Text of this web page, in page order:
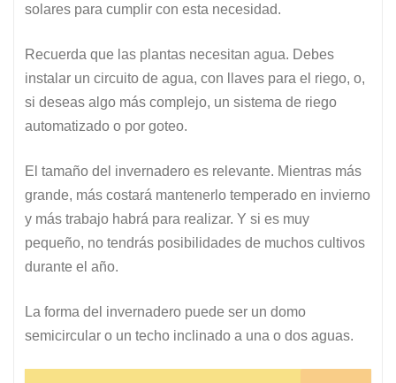
solares para cumplir con esta necesidad.
Recuerda que las plantas necesitan agua. Debes
instalar un circuito de agua, con llaves para el riego, o,
si deseas algo más complejo, un sistema de riego
automatizado o por goteo.
El tamaño del invernadero es relevante. Mientras más
grande, más costará mantenerlo temperado en invierno
y más trabajo habrá para realizar. Y si es muy
pequeño, no tendrás posibilidades de muchos cultivos
durante el año.
La forma del invernadero puede ser un domo
semicircular o un techo inclinado a una o dos aguas.